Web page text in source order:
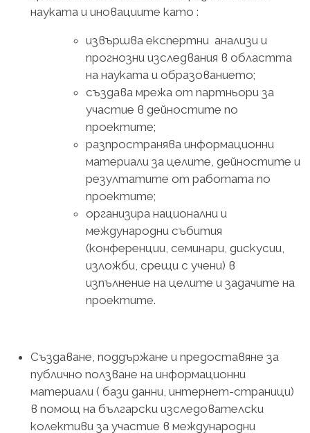
науката и иновациите като :
извършва експертни анализи и
прогнозни изследвания в областта
на науката и образованието;
създава мрежа от партньори за
участие в дейностите по
проектите;
разпространява информационни
материали за целите, дейностите и
резултатите от работата по
проектите;
организира национални и
международни събития
(конференции, семинари, дискусии,
изложби, срещи с учени) в
изпълнение на целите и задачите на
проектите.
Създаване, поддържане и предоставяне за
публично ползване на информационни
материали ( бази данни, интернет-страници)
в помощ на български изследователски
колективи за участие в международни